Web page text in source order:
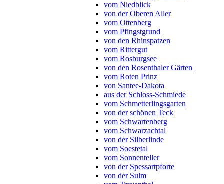
vom Niedblick
von der Oberen Aller
vom Ottenberg
vom Pfingstgrund
von den Rhinspatzen
vom Rittergut
vom Rosburgsee
von den Rosenthaler Gärten
vom Roten Prinz
von Santee-Dakota
aus der Schloss-Schmiede
vom Schmetterlingsgarten
von der schönen Teck
vom Schwartenberg
vom Schwarzachtal
von der Silberlinde
vom Soestetal
vom Sonnenteller
von der Spessartpforte
von der Sulm